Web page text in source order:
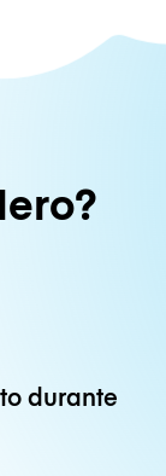
durante